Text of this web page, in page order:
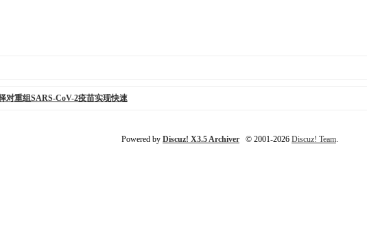
对重组SARS-CoV-2疫苗实现快速
Powered by Discuz! X3.5 Archiver © 2001-2026 Discuz! Team.